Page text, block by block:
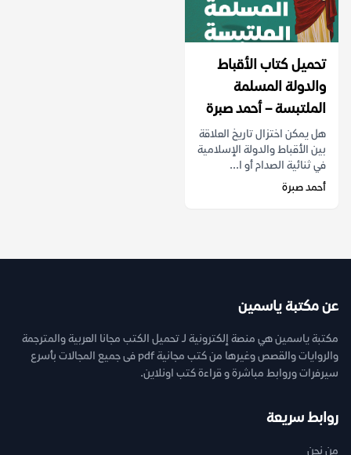
تحميل كتاب الأقباط
والدولة المسلمة
الملتبسة – أحمد صبرة
هل يمكن اختزال تاريخ العلاقة
بين الأقباط والدولة الإسلامية
في ثنائية الصدام أو ا...
أحمد صبرة
عن مكتبة ياسمين
مكتبة ياسمين هي منصة إلكترونية لـ تحميل الكتب مجانا العربية والمترجمة
والروايات والقصص وغيرها من كتب مجانية pdf فى جميع المجالات بأسرع
سيرفرات وروابط مباشرة و قراءة كتب اونلاين.
روابط سريعة
من نحن